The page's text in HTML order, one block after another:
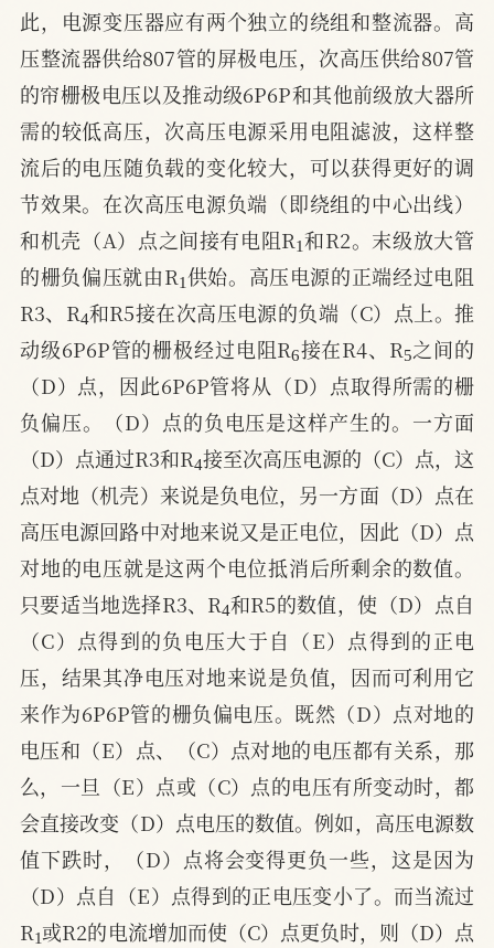
此，电源变压器应有两个独立的绕组和整流器。高
压整流器供给807管的屏极电压，次高压供给807管
的帘栅极电压以及推动级6P6P和其他前级放大器所
需的较低高压，次高压电源采用电阻滤波，这样整
流后的电压随负载的变化较大，可以获得更好的调
节效果。在次高压电源负端（即绕组的中心出线）
和机壳（A）点之间接有电阻R1和R2。末级放大管
的栅负偏压就由R1供始。高压电源的正端经过电阻
R3、R4和R5接在次高压电源的负端（C）点上。推
动级6P6P管的栅极经过电阻R6接在R4、R5之间的
（D）点，因此6P6P管将从（D）点取得所需的栅
负偏压。（D）点的负电压是这样产生的。一方面
（D）点通过R3和R4接至次高压电源的（C）点，这
点对地（机壳）来说是负电位，另一方面（D）点在
高压电源回路中对地来说又是正电位，因此（D）点
对地的电压就是这两个电位抵消后所剩余的数值。
只要适当地选择R3、R 4
和R5的数值，使（D）点自
（C）点得到的负电压大于自（E）点得到的正电
压，结果其净电压对地来说是负值，因而可利用它
来作为6P6P管的栅负偏电压。既然（D）点对地的
电压和（E）点、（C）点对地的电压都有关系，那
么，一旦（E）点或（C）点的电压有所变动时，都
会直接改变（D）点电压的数值。例如，高压电源数
值下跌时，（D）点将会变得更负一些，这是因为
（D）点自（E）点得到的正电压变小了。而当流过
R1或R2的电流增加而使（C）点更负时，则（D）点